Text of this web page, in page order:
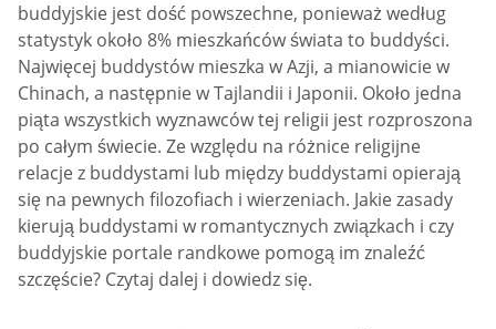
buddyjskie jest dość powszechne, ponieważ według
statystyk około 8% mieszkańców świata to buddyści.
Najwięcej buddystów mieszka w Azji, a mianowicie w
Chinach, a następnie w Tajlandii i Japonii. Około jedna
piąta wszystkich wyznawców tej religii jest rozproszona
po całym świecie. Ze względu na różnice religijne
relacje z buddystami lub między buddystami opierają
się na pewnych filozofiach i wierzeniach. Jakie zasady
kierują buddystami w romantycznych związkach i czy
buddyjskie portale randkowe pomogą im znaleźć
szczęście? Czytaj dalej i dowiedz się.